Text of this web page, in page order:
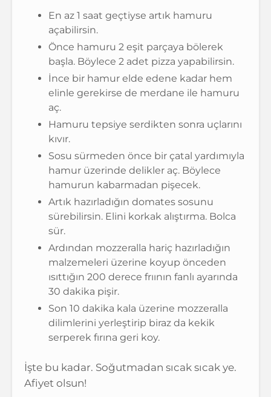
En az 1 saat geçtiyse artık hamuru
açabilirsin.
Önce hamuru 2 eşit parçaya bölerek
başla. Böylece 2 adet pizza yapabilirsin.
İnce bir hamur elde edene kadar hem
elinle gerekirse de merdane ile hamuru
aç.
Hamuru tepsiye serdikten sonra uçlarını
kıvır.
Sosu sürmeden önce bir çatal yardımıyla
hamur üzerinde delikler aç. Böylece
hamurun kabarmadan pişecek.
Artık hazırladığın domates sosunu
sürebilirsin. Elini korkak alıştırma. Bolca
sür.
Ardından mozzeralla hariç hazırladığın
malzemeleri üzerine koyup önceden
ısıttığın 200 derece frıının fanlı ayarında
30 dakika pişir.
Son 10 dakika kala üzerine mozzeralla
dilimlerini yerleştirip biraz da kekik
serperek fırına geri koy.
İşte bu kadar. Soğutmadan sıcak sıcak ye.
Afiyet olsun!